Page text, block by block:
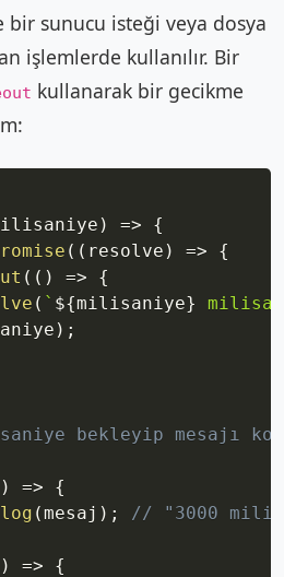
sunucu isteği veya dosya
işlemlerde kullanılır. Bir
kullanarak bir gecikme
) =>
{
( ( resolve ) =>
{
( ( ) =>
{
( ` ${milisaniye}
) ;
bekleyip mesajı
) =>
{
log (mesaj ) ;
// "3000
) =>
{